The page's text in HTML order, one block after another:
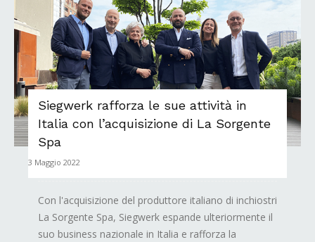
Siegwerk rafforza le sue attività in
Italia con l’acquisizione di La Sorgente
Spa
3 Maggio 2022
Con l'acquisizione del produttore italiano di inchiostri
La Sorgente Spa, Siegwerk espande ulteriormente il
suo business nazionale in Italia e rafforza la